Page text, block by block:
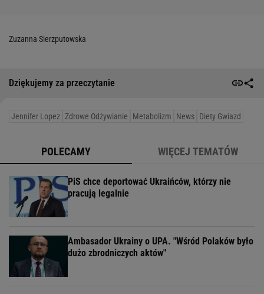
Zuzanna Sierzputowska
Dziękujemy za przeczytanie
Jennifer Lopez Zdrowe Odżywianie Metabolizm News Diety Gwiazd
POLECAMY WIĘCEJ TEMATÓW
PiS chce deportować Ukraińców, którzy nie
pracują legalnie
Ambasador Ukrainy o UPA. "Wśród Polaków było
dużo zbrodniczych aktów"